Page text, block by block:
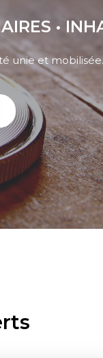
•
unie et mobilisée.